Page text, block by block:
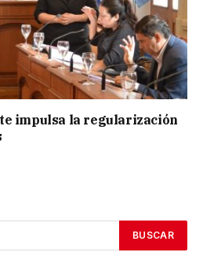
impulsa la regularización